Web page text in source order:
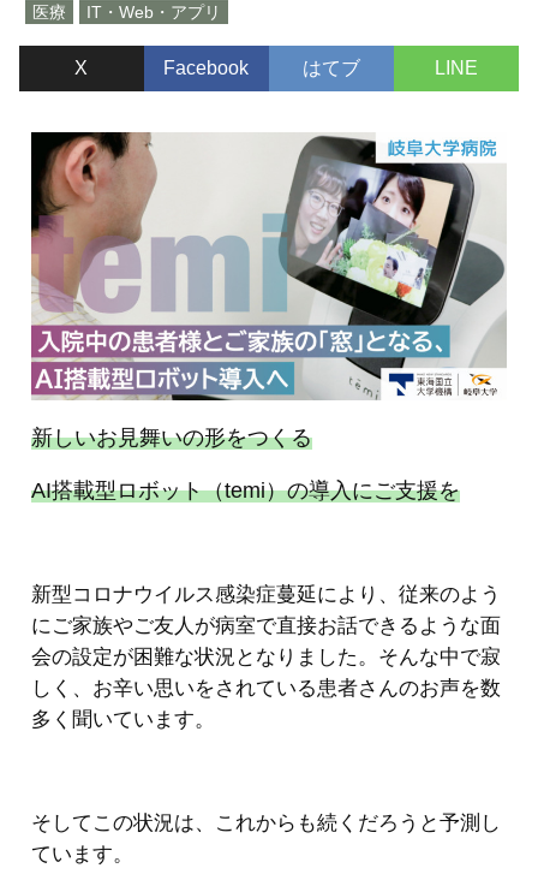
医療 IT・Web・アプリ
X Facebook はてブ LINE
新しいお見舞いの形をつくる
AI搭載型ロボット（temi）の導入にご支援を
新型コロナウイルス感染症蔓延により、従来のよう
にご家族やご友人が病室で直接お話できるような面
会の設定が困難な状況となりました。そんな中で寂
しく、お辛い思いをされている患者さんのお声を数
多く聞いています。
そしてこの状況は、これからも続くだろうと予測し
ています。